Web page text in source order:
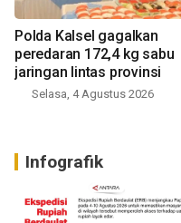
Polda Kalsel gagalkan
peredaran 172,4 kg sabu
jaringan lintas provinsi
Selasa, 4 Agustus 2026
Infografik